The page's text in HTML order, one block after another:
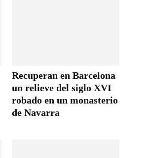
Recuperan en Barcelona
un relieve del siglo XVI
robado en un monasterio
de Navarra